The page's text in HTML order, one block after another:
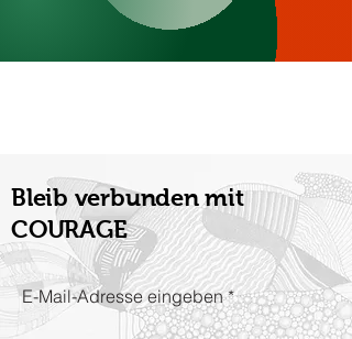
Bleib verbunden mit
COURAGE
E-Mail-Adresse eingeben